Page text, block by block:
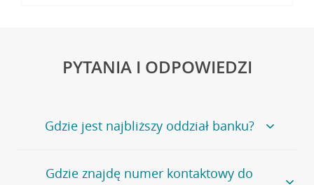
PYTANIA I ODPOWIEDZI
Gdzie jest najbliższy oddział banku?
Jeśli szukasz oddziału naszego banku, zapraszamy na
stronęPlacówki i bankomaty, na której znajduje się
Gdzie znajdę numer kontaktowy do